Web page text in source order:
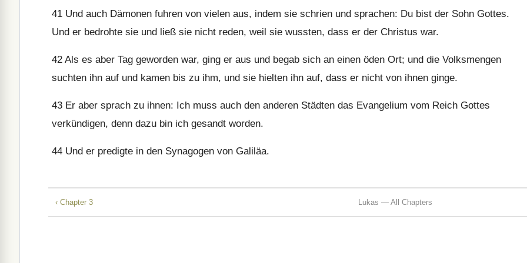
41 Und auch Dämonen fuhren von vielen aus, indem sie schrien und sprachen: Du bist der Sohn Gottes.
Und er bedrohte sie und ließ sie nicht reden, weil sie wussten, dass er der Christus war.
42 Als es aber Tag geworden war, ging er aus und begab sich an einen öden Ort; und die Volksmengen
suchten ihn auf und kamen bis zu ihm, und sie hielten ihn auf, dass er nicht von ihnen ginge.
43 Er aber sprach zu ihnen: Ich muss auch den anderen Städten das Evangelium vom Reich Gottes
verkündigen, denn dazu bin ich gesandt worden.
44 Und er predigte in den Synagogen von Galiläa.
‹ Chapter 3 Lukas — All Chapters